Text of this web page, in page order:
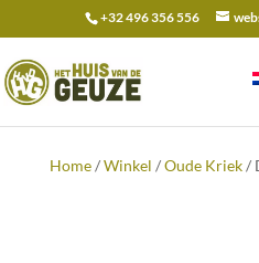
+32 496 356 556
naar:
Home/Winkel /Oude Kriek/